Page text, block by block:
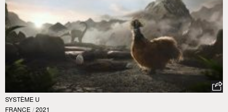
SYSTÈME U
FRANCE / 2021